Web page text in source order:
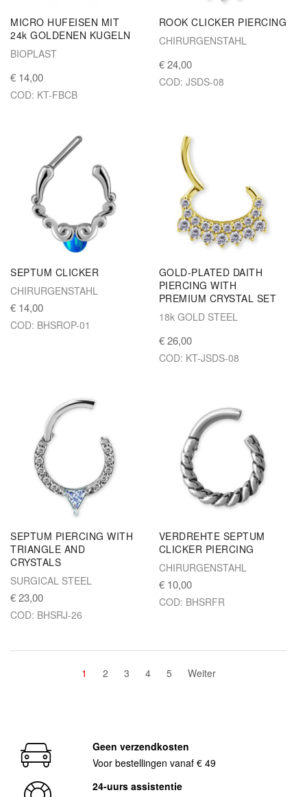
MICRO HUFEISEN MIT
24k GOLDENEN KUGELN
BIOPLAST
€ 14,00
COD: KT-FBCB
ROOK CLICKER PIERCING
CHIRURGENSTAHL
€ 24,00
COD: JSDS-08
SEPTUM CLICKER
CHIRURGENSTAHL
€ 14,00
COD: BHSROP-01
GOLD-PLATED DAITH
PIERCING WITH
PREMIUM CRYSTAL SET
18k GOLD STEEL
€ 26,00
COD: KT-JSDS-08
SEPTUM PIERCING WITH
TRIANGLE AND
CRYSTALS
SURGICAL STEEL
€ 23,00
COD: BHSRJ-26
VERDREHTE SEPTUM
CLICKER PIERCING
CHIRURGENSTAHL
€ 10,00
COD: BHSRFR
1 2 3 4 5 Weiter
Geen verzendkosten
Voor bestellingen vanaf € 49
24-uurs assistentie